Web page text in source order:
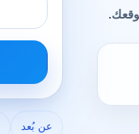
عن بُعد